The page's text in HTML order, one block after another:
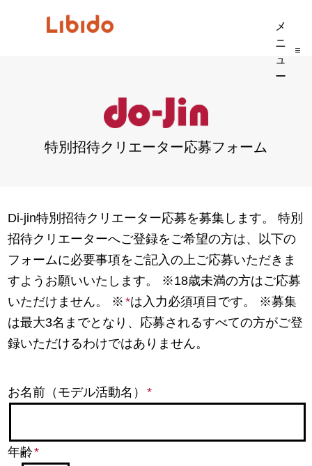
プ
LIBIDO
各
わ
ォ
ー
ム
メ
ニ
ュ
ー
特別招待クリエーター応募フォーム
Di-jin特別招待クリエーター応募を募集します。 特別
招待クリエーターへご登録をご希望の方は、以下の
フォームに必要事項をご記入の上ご応募いただきま
すようお願いいたします。 ※18歳未満の方はご応募
いただけません。 ※ *は入力必須項目です。 ※募集
は最大3名までとなり、応募されるすべての方がご登
録いただけるわけではありません。
お名前（モデル活動名） *
年齢*